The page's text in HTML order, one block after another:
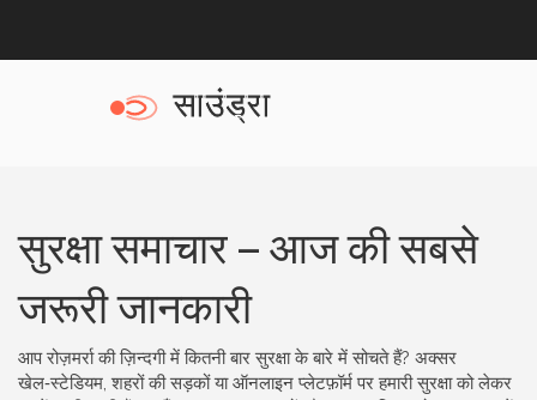
सुरक्षा समाचार – आज की सबसे
जरूरी जानकारी
आप रोज़मर्रा की ज़िन्दगी में कितनी बार सुरक्षा के बारे में सोचते हैं? अक्सर
खेल‑स्टेडियम, शहरों की सड़कों या ऑनलाइन प्लेटफ़ॉर्म पर हमारी सुरक्षा को लेकर